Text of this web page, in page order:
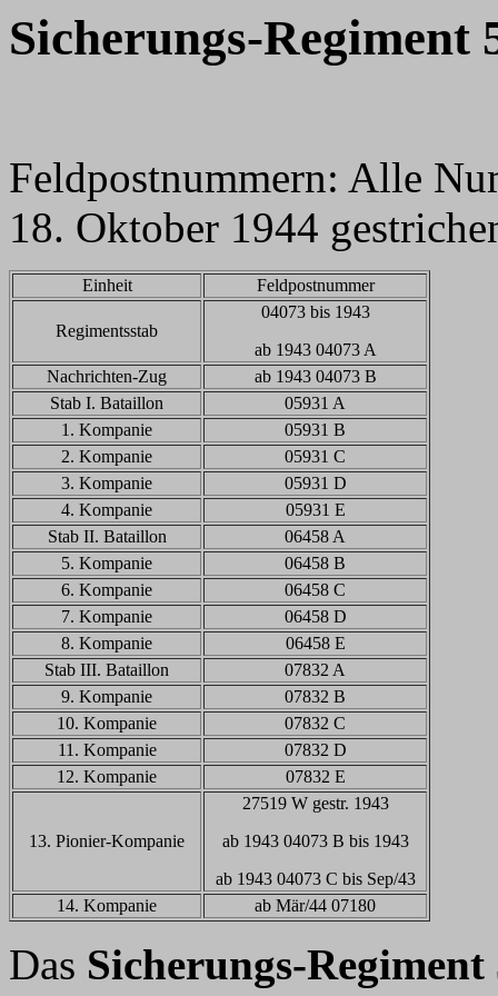
Sicherungs-Regiment
Feldpostnummern: Alle
18. Oktober 1944
Einheit Feldpostnummer
Regimentsstab
04073 bis 1943
ab 1943 04073 A
Nachrichten-Zug
ab 1943 04073 B
Stab I. Bataillon
05931 A
1. Kompanie
05931 B
2. Kompanie
05931 C
3. Kompanie
05931 D
4. Kompanie
05931 E
Stab II. Bataillon
06458 A
5. Kompanie
06458 B
6. Kompanie
06458 C
7. Kompanie
06458 D
8. Kompanie
06458 E
Stab III. Bataillon
07832 A
9. Kompanie
07832 B
10. Kompanie
07832 C
11. Kompanie
07832 D
12. Kompanie
07832 E
13. Pionier-Kompanie
27519 W gestr. 1943
ab 1943 04073 B bis 1943
ab 1943 04073 C bis Sep/43
14. Kompanie
ab Mär/44 07180
Das Sicherungs-Regiment